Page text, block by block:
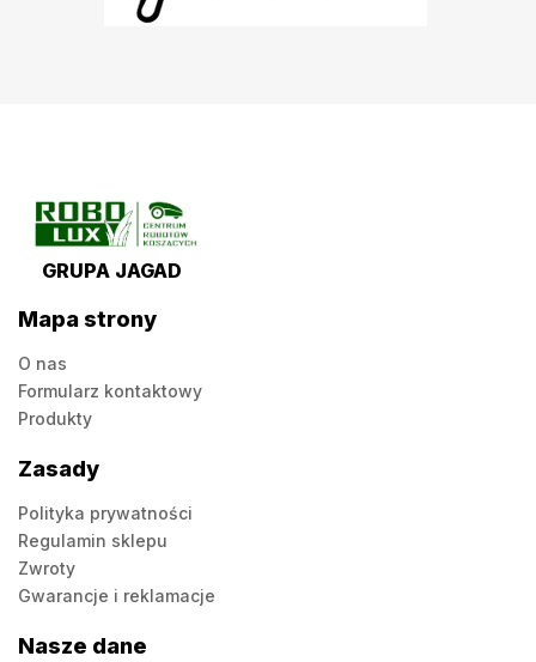
GRUPA JAGAD
Mapa strony
O nas
Formularz kontaktowy
Produkty
Zasady
Polityka prywatności
Regulamin sklepu
Zwroty
Gwarancje i reklamacje
Nasze dane